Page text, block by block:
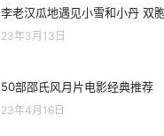
李老汉瓜地遇见小雪和小丹 双
23年3月13日
50部邵氏风月片电影经典推荐
23年4月16日